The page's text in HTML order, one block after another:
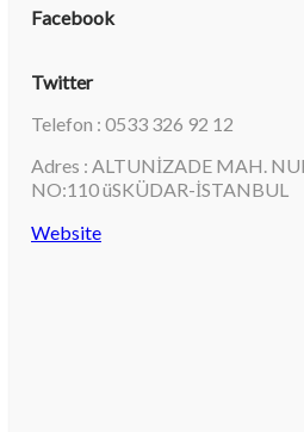
Facebook
Twitter
Telefon : 0533 326 92 12
Adres : ALTUNİZADE MAH.
NO:110 üSKÜDAR-İSTANBUL
Website